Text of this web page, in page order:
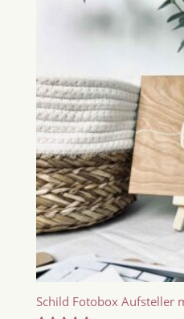
Schild Fotobox Aufsteller